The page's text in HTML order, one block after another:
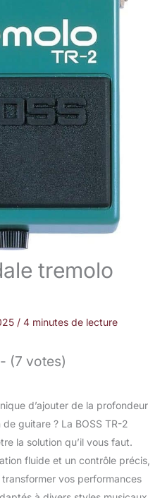
tremolo
/ 4 minutes de lecture
(7 votes)
d’ajouter de la profondeur
guitare ? La BOSS TR-2
la solution qu’il vous faut.
fluide et un contrôle précis,
vos performances